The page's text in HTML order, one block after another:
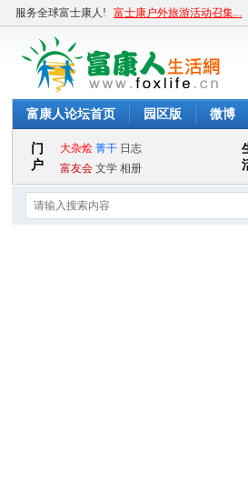
服务全球富士康人! 富士康户外旅游活动召集...
富康人论坛首页 园区版 微博